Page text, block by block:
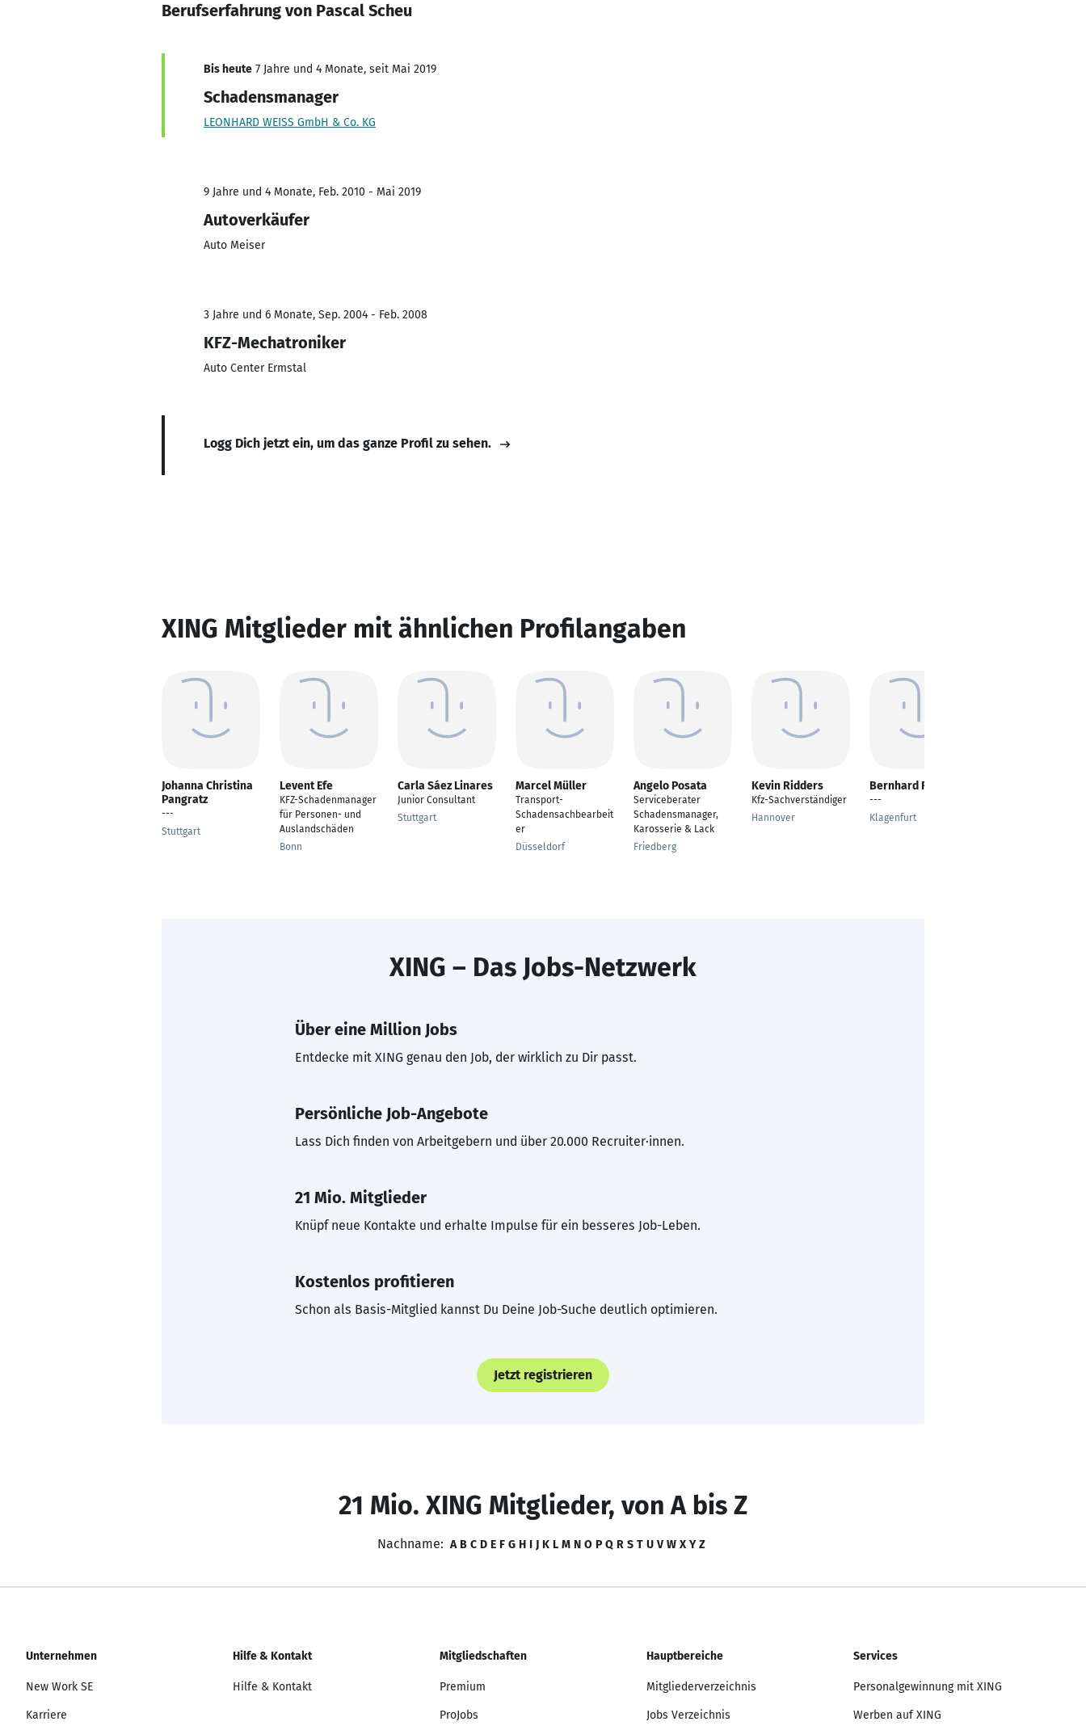
Berufserfahrung von Pascal Scheu
Bis heute 7 Jahre und 4 Monate, seit Mai 2019
Schadensmanager
LEONHARD WEISS GmbH & Co. KG
9 Jahre und 4 Monate, Feb. 2010 - Mai 2019
Autoverkäufer
Auto Meiser
3 Jahre und 6 Monate, Sep. 2004 - Feb. 2008
KFZ-Mechatroniker
Auto Center Ermstal
Logg Dich jetzt ein, um das ganze Profil zu sehen.
XING Mitglieder mit ähnlichen Profilangaben
Johanna Christina
Pangratz
---
Stuttgart
Levent Efe
KFZ-Schadenmanager
für Personen- und
Auslandschäden
Bonn
Carla Sáez Linares
Junior Consultant
Stuttgart
Marcel Müller
Transport-
Schadensachbearbeit
er
Düsseldorf
Angelo Posata
Serviceberater
Schadensmanager,
Karosserie & Lack
Friedberg
Kevin Ridders
Kfz-Sachverständiger
Hannover
Bernhard Reichl
---
Klagenfurt
XING – Das Jobs-Netzwerk
Über eine Million Jobs
Entdecke mit XING genau den Job, der wirklich zu Dir passt.
Persönliche Job-Angebote
Lass Dich finden von Arbeitgebern und über 20.000 Recruiter·innen.
21 Mio. Mitglieder
Knüpf neue Kontakte und erhalte Impulse für ein besseres Job-Leben.
Kostenlos profitieren
Schon als Basis-Mitglied kannst Du Deine Job-Suche deutlich optimieren.
Jetzt registrieren
21 Mio. XING Mitglieder, von A bis Z
Nachname: A B C D E F G H I J K L M N O P Q R S T U V W X Y Z
Unternehmen
New Work SE
Karriere
Hilfe & Kontakt
Hilfe & Kontakt
Mitgliedschaften
Premium
ProJobs
Hauptbereiche
Mitgliederverzeichnis
Jobs Verzeichnis
Services
Personalgewinnung mit XING
Werben auf XING